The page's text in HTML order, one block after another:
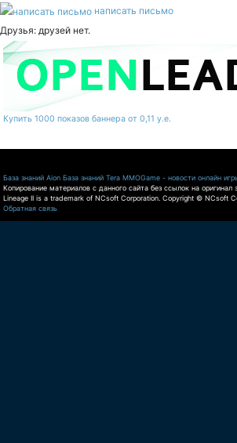
написать письмо
Друзья: друзей нет.
Купить 1000 показов баннера от 0,11 у.е.
База знаний Aion База знаний Tera MMOGame - новости онлайн
Копирование материалов с данного сайта без ссылок на оригинал
Lineage II is a trademark of NCsoft Corporation. Copyright © NCsoft
Обратная связь